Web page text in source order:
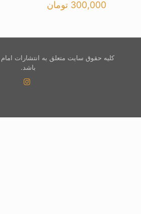
300,000 تومان
کلیه حقوق سایت متعلق به انتشارات
باشد.